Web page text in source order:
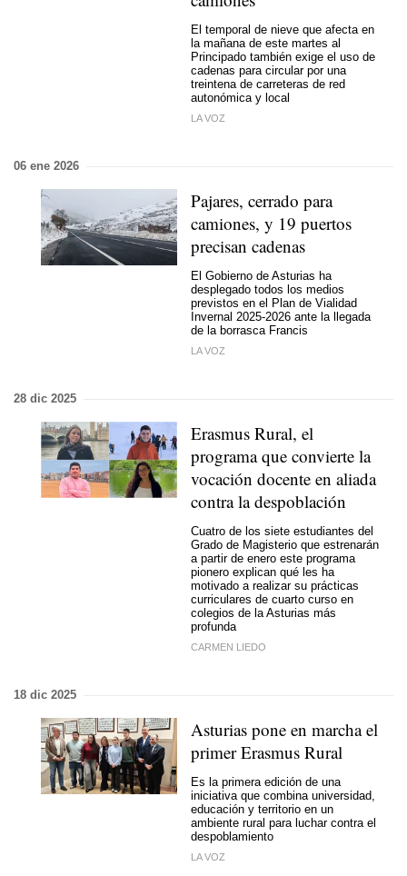
El temporal de nieve que afecta en
la mañana de este martes al
Principado también exige el uso de
cadenas para circular por una
treintena de carreteras de red
autonómica y local
LA VOZ
06 ene 2026
Pajares, cerrado para
camiones, y 19 puertos
precisan cadenas
El Gobierno de Asturias ha
desplegado todos los medios
previstos en el Plan de Vialidad
Invernal 2025-2026 ante la llegada
de la borrasca Francis
LA VOZ
28 dic 2025
Erasmus Rural, el
programa que convierte la
vocación docente en aliada
contra la despoblación
Cuatro de los siete estudiantes del
Grado de Magisterio que estrenarán
a partir de enero este programa
pionero explican qué les ha
motivado a realizar su prácticas
curriculares de cuarto curso en
colegios de la Asturias más
profunda
CARMEN LIEDO
18 dic 2025
Asturias pone en marcha el
primer Erasmus Rural
Es la primera edición de una
iniciativa que combina universidad,
educación y territorio en un
ambiente rural para luchar contra el
despoblamiento
LA VOZ